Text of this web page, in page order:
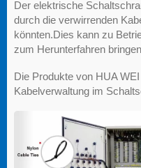
Der elektrische
durch die verwirrenden
könnten.Dies kann zu
zum Herunterfahren
Die Produkte von HUA
Kabelverwaltung im